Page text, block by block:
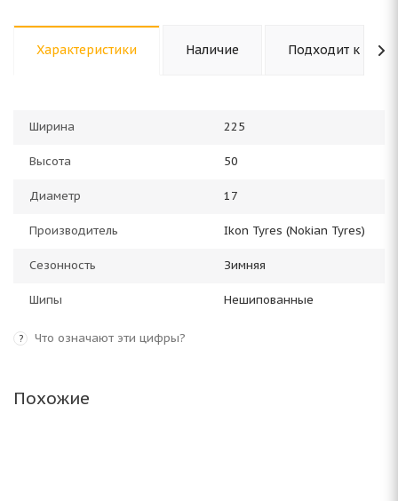
Характеристики Наличие Подходит к авто
Ширина 225
Высота 50
Диаметр 17
Производитель Ikon Tyres (Nokian Tyres)
Сезонность Зимняя
Шипы Нешипованные
? Что означают эти цифры?
Похожие